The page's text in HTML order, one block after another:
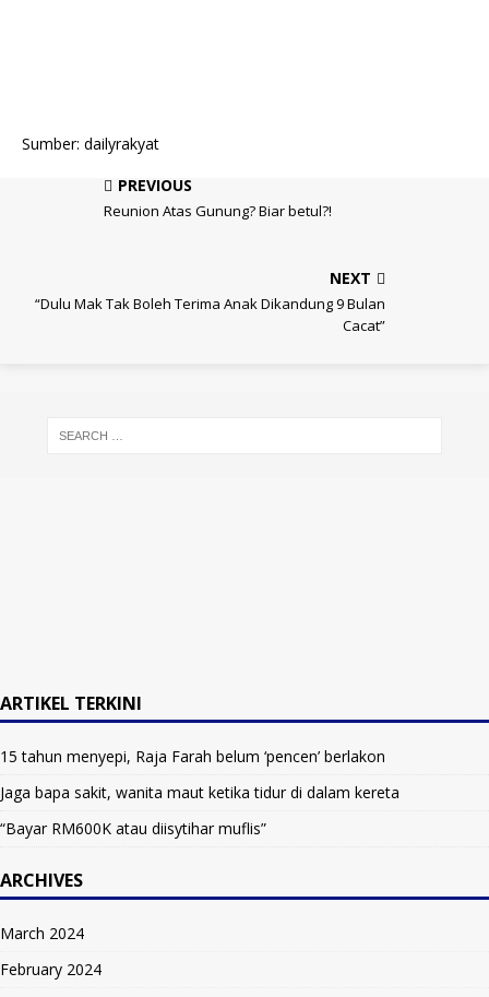
Sumber: dailyrakyat
PREVIOUS
Reunion Atas Gunung? Biar betul?!
NEXT
“Dulu Mak Tak Boleh Terima Anak Dikandung 9 Bulan
Cacat”
ARTIKEL TERKINI
15 tahun menyepi, Raja Farah belum ‘pencen’ berlakon
Jaga bapa sakit, wanita maut ketika tidur di dalam kereta
“Bayar RM600K atau diisytihar muflis”
ARCHIVES
March 2024
February 2024